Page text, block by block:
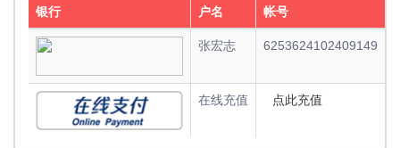
银行 户名 帐号
张宏志 6253624102409149
在线充值 点此充值